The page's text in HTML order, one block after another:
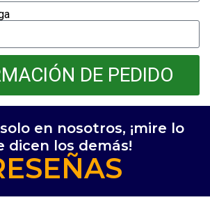
DE PEDIDO
en nosotros, ¡mire lo
dicen los demás!